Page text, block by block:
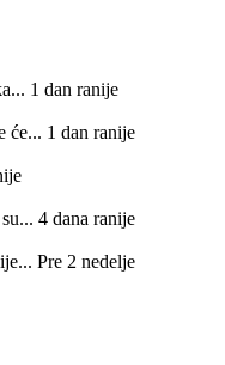
1 dan ranije
će... 1 dan ranije
4 dana ranije
Pre 2 nedelje